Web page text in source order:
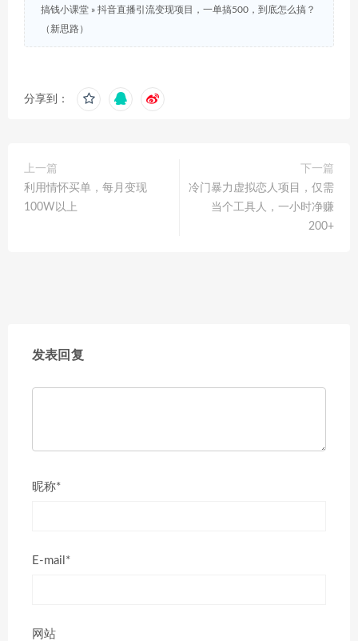
搞钱小课堂 » 抖音直播引流变现项目，一单搞500，到底怎么搞？
（新思路）
分享到：
上一篇
利用情怀买单，每月变现
100W以上
下一篇
冷门暴力虚拟恋人项目，仅需
当个工具人，一小时净赚
200+
发表回复
昵称*
E-mail*
网站